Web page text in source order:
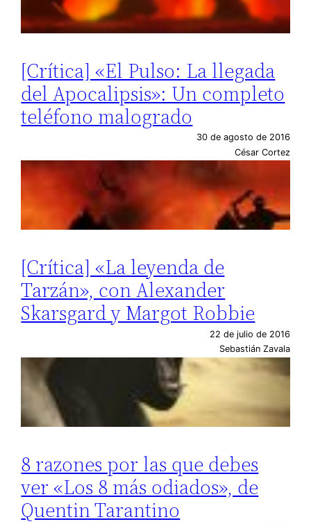
[Crítica] «El Pulso: La llegada
del Apocalipsis»: Un completo
teléfono malogrado
30 de agosto de 2016
César Cortez
[Crítica] «La leyenda de
Tarzán», con Alexander
Skarsgard y Margot Robbie
22 de julio de 2016
Sebastián Zavala
8 razones por las que debes
ver «Los 8 más odiados», de
Quentin Tarantino